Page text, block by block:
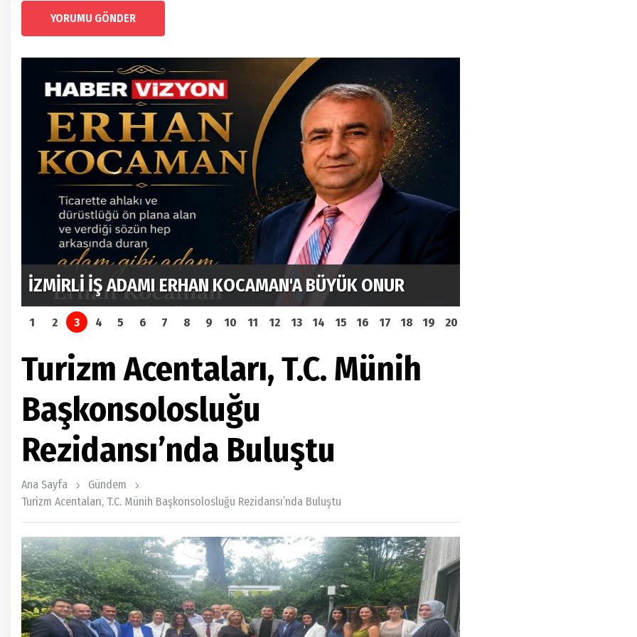
YORUMU GÖNDER
İznik Mehter Takımı Münih’te Tarihi Bir Konserle
Gönülleri Fethetti
1 2 3 4 5 6 7 8 9 10 11 12 13 14 15 16 17 18 19 20
Turizm Acentaları, T.C. Münih
Başkonsolosluğu
Rezidansı’nda Buluştu
Ana Sayfa
Gündem
Turizm Acentaları, T.C. Münih Başkonsolosluğu Rezidansı’nda Buluştu